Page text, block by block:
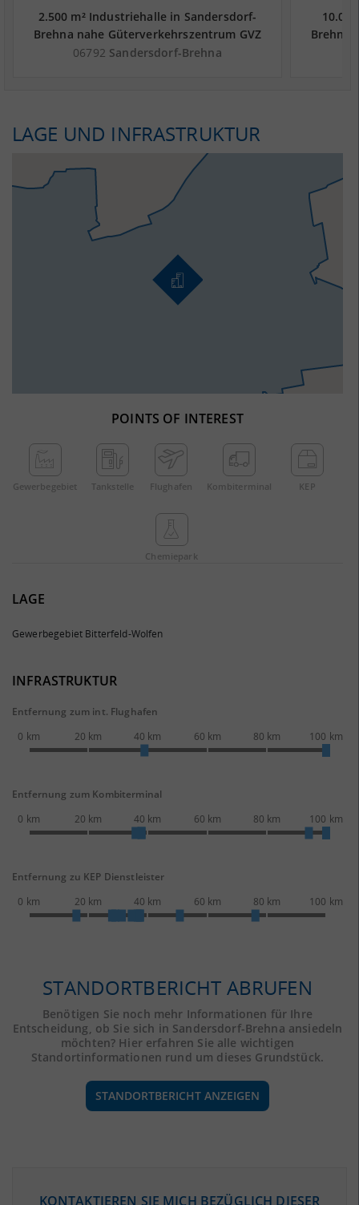
2.500 m² Industriehalle in Sandersdorf-
Brehna nahe Güterverkehrszentrum GVZ
Leipzig - Landkreis Anhalt-Bitterfeld
06792 Sandersdorf-Brehna
Brehna
LAGE UND INFRASTRUKTUR
POINTS OF INTEREST
Gewerbe­gebiet Tankstelle Flughafen Kombi­terminal KEP
Chemie­park
LAGE
Gewerbegebiet Bitterfeld-Wolfen
INFRASTRUKTUR
Entfernung zum int. Flughafen
0 km
20 km 40 km 60 km 80 km 100 km
Entfernung zum Kombiterminal
0 km
20 km 40 km 60 km 80 km 100 km
Entfernung zu KEP Dienstleister
0 km
20 km 40 km 60 km 80 km 100 km
STANDORTBERICHT ABRUFEN
Benötigen Sie noch mehr Informationen für Ihre
Entscheidung, ob Sie sich in Sandersdorf-Brehna ansiedeln
möchten? Hier erfahren Sie alle wichtigen
Standortinformationen rund um dieses Grundstück.
STANDORTBERICHT ANZEIGEN
KONTAKTIEREN SIE MICH BEZÜGLICH DIESER